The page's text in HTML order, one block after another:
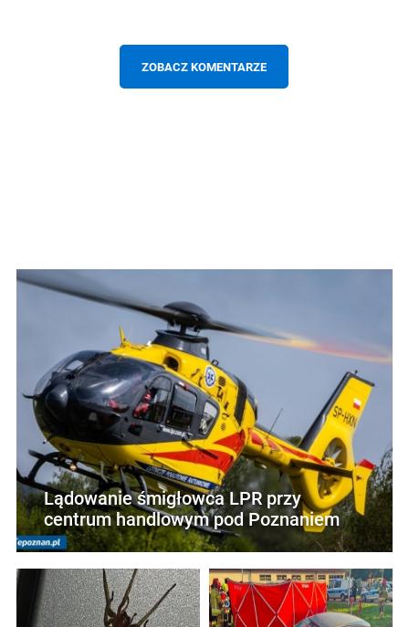
ZOBACZ KOMENTARZE
Lądowanie śmigłowca LPR przy
centrum handlowym pod Poznaniem